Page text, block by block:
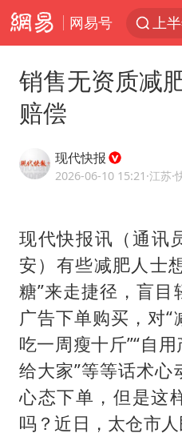
网易号
汪
李
江
销售无资质减
赔偿
现代快报
2026-06-10 15:21 ·江苏·
现代快报讯（通讯
安）有些减肥人士
糖”来走捷径，盲
广告下单购买，对
吃一周瘦十斤”“自
给大家”等等话术心
心态下单，但是这
吗？近日，太仓市